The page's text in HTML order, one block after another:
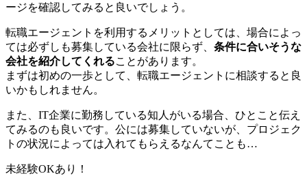
ージを確認してみると良いでしょう。
転職エージェントを利用するメリットとしては、場合によっ
ては必ずしも募集している会社に限らず、 条件に合いそうな
会社を紹介してくれることがあります。
まずは初めの一歩として、転職エージェントに相談すると良
いかもしれません。
また、IT企業に勤務している知人がいる場合、ひとこと伝え
てみるのも良いです。公には募集していないが、プロジェク
トの状況によっては入れてもらえるなんてことも…
未経験OKあり！